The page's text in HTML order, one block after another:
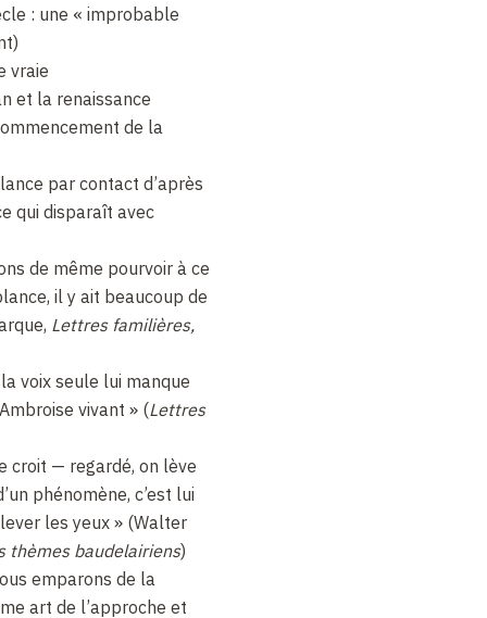
: une « improbable
vraie
et la renaissance
de la
par contact d’après
qui disparaît avec
de même pourvoir à ce
il y ait beaucoup de
Lettres familières,
voix seule lui manque
vivant » (Lettres
croit — regardé, on lève
phénomène, c’est lui
les yeux » (Walter
thèmes baudelairiens)
emparons de la
art de l’approche et